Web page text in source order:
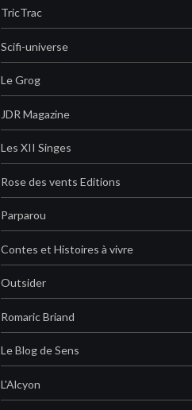
TricTrac
Scifi-universe
Le Grog
JDR Magazine
Les XII Singes
Rose des vents Editions
Parparou
Contes et Histoires à vivre
Outsider
Romaric Briand
Le Blog de Sens
L'Alcyon